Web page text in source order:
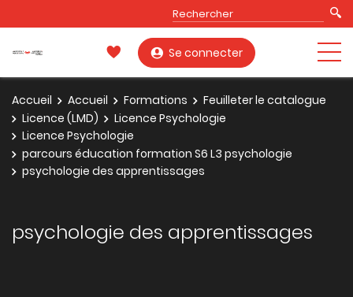
Se connecter
Accueil Accueil Formations
Feuilleter le catalogue
Licence (LMD)
Licence Psychologie
Licence Psychologie
parcours éducation formation S6 L3 psychologie
psychologie des apprentissages
psychologie des apprentissages